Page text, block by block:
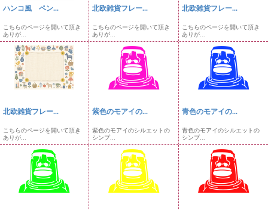
ハンコ風 ペン...
こちらのページを開いて頂き
ありが...
北欧雑貨フレー...
こちらのページを開いて頂き
ありが...
北欧雑貨フレー...
こちらのページを開いて頂き
ありが...
北欧雑貨フレー...
こちらのページを開いて頂き
ありが...
紫色のモアイの...
紫色のモアイのシルエットの
シンプ...
青色のモアイの...
青色のモアイのシルエットの
シンプ...